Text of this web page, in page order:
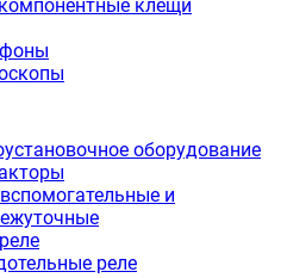
клещи
оборудование
и
реле